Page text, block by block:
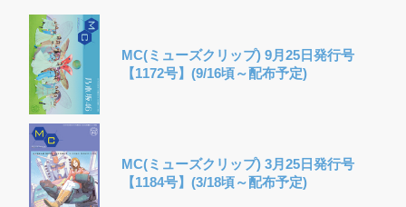
MC(ミューズクリップ) 9月25日発行号
【1172号】(9/16頃～配布予定)
MC(ミューズクリップ) 3月25日発行号
【1184号】(3/18頃～配布予定)